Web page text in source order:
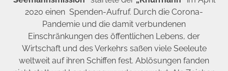
2020 einen Spenden-Aufruf. Durch die Corona-
Pandemie und die damit verbundenen
Einschränkungen des öffentlichen Lebens, der
Wirtschaft und des Verkehrs saßen viele Seeleute
weltweit auf ihren Schiffen fest. Ablösungen fanden